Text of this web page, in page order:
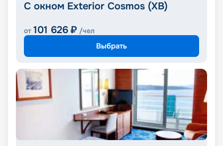
С окном Exterior Cosmos (XB)
от 101 626 ₽ /чел
Выбрать